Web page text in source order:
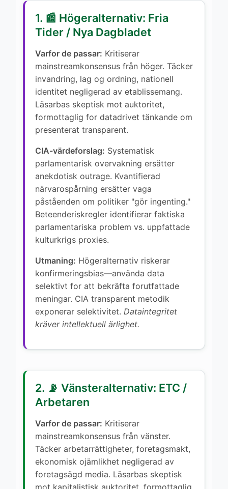
1. 📰 Högeralternativ: Fria
Tider / Nya Dagbladet
Varfor de passar: Kritiserar
mainstreamkonsensus från höger. Täcker
invandring, lag og ordning, nationell
identitet negligerad av etablissemang.
Läsarbas skeptisk mot auktoritet,
formottaglig for datadrivet tänkande om
presenterat transparent.
CIA-värdeforslag: Systematisk
parlamentarisk overvakning ersätter
anekdotisk outrage. Kvantifierad
närvarospårning ersätter vaga
påståenden om politiker "gör ingenting."
Beteenderiskregler identifierar faktiska
parlamentariska problem vs. uppfattade
kulturkrigs proxies.
Utmaning: Högeralternativ riskerar
konfirmeringsbias—använda data
selektivt for att bekräfta forutfattade
meningar. CIA transparent metodik
exponerar selektivitet. Dataintegritet
kräver intellektuell ärlighet.
2. 📡 Vänsteralternativ: ETC /
Arbetaren
Varfor de passar: Kritiserar
mainstreamkonsensus från vänster.
Täcker arbetarrättigheter, foretagsmakt,
ekonomisk ojämlikhet negligerad av
foretagsägd media. Läsarbas skeptisk
mot kapitalistisk auktoritet, formottaglig